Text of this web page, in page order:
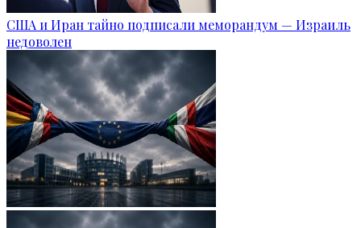
США и Иран тайно подписали меморандум — Израиль
недоволен